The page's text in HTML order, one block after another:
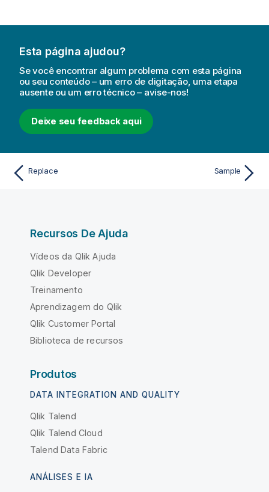
Esta página ajudou?
Se você encontrar algum problema com esta página
ou seu conteúdo – um erro de digitação, uma etapa
ausente ou um erro técnico – avise-nos!
Deixe seu feedback aqui
Replace Sample
Recursos De Ajuda
Vídeos da Qlik Ajuda
Qlik Developer
Treinamento
Aprendizagem do Qlik
Qlik Customer Portal
Biblioteca de recursos
Produtos
DATA INTEGRATION AND QUALITY
Qlik Talend
Qlik Talend Cloud
Talend Data Fabric
ANÁLISES E IA